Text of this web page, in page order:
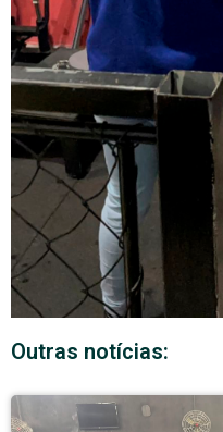
Outras notícias: